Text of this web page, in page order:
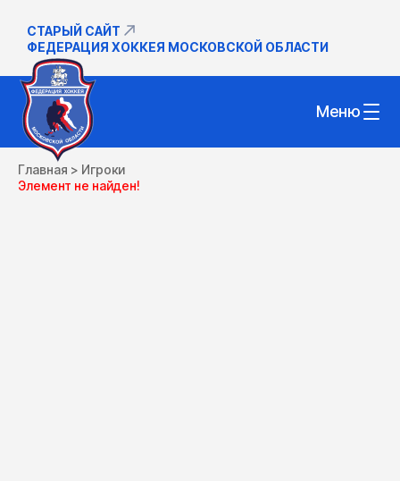
СТАРЫЙ САЙТ
ФЕДЕРАЦИЯ ХОККЕЯ МОСКОВСКОЙ ОБЛАСТИ
Меню
Главная > Игроки
Элемент не найден!